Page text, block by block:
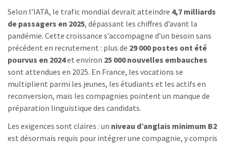
Selon l’IATA, le trafic mondial devrait atteindre 4,7 milliards
de passagers en 2025, dépassant les chiffres d’avant la
pandémie. Cette croissance s’accompagne d’un besoin sans
précédent en recrutement : plus de 29 000 postes ont été
pourvus en 2024et environ 25 000 nouvelles embauches
sont attendues en 2025. En France, les vocations se
multiplient parmi les jeunes, les étudiants et les actifs en
reconversion, mais les compagnies pointent un manque de
préparation linguistique des candidats.
Les exigences sont claires : un niveau d’anglais minimum B2
est désormais requis pour intégrer une compagnie, y compris